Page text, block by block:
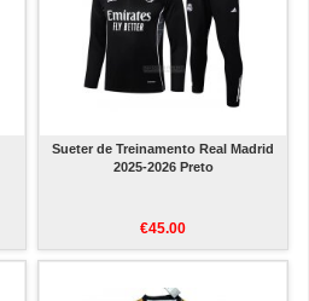
Sueter de Treinamento Real Madrid
2025-2026 Preto
€45.00